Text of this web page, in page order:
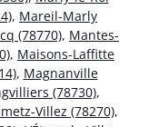
, Mareil-Marly
(78770), Mantes-
, Maisons-Laffitte
, Magnanville
(78730),
Villez (78270),